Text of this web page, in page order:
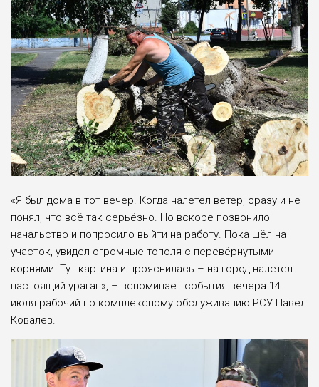
«Я был дома в тот вечер. Когда налетел ветер, сразу и не
понял, что всё так серьёзно. Но вскоре позвонило
начальство и попросило выйти на работу. Пока шёл на
участок, увидел огромные тополя с перевёрнутыми
корнями. Тут картина и прояснилась – на город налетел
настоящий ураган», – вспоминает события вечера 14
июля рабочий по комплексному обслуживанию РСУ Павел
Ковалёв.